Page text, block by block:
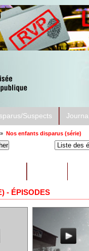
Suspects
» Nos enfants disparus (série)
- ÉPISODES